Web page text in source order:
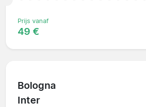
Prijs vanaf
49 €
Bologna
Inter